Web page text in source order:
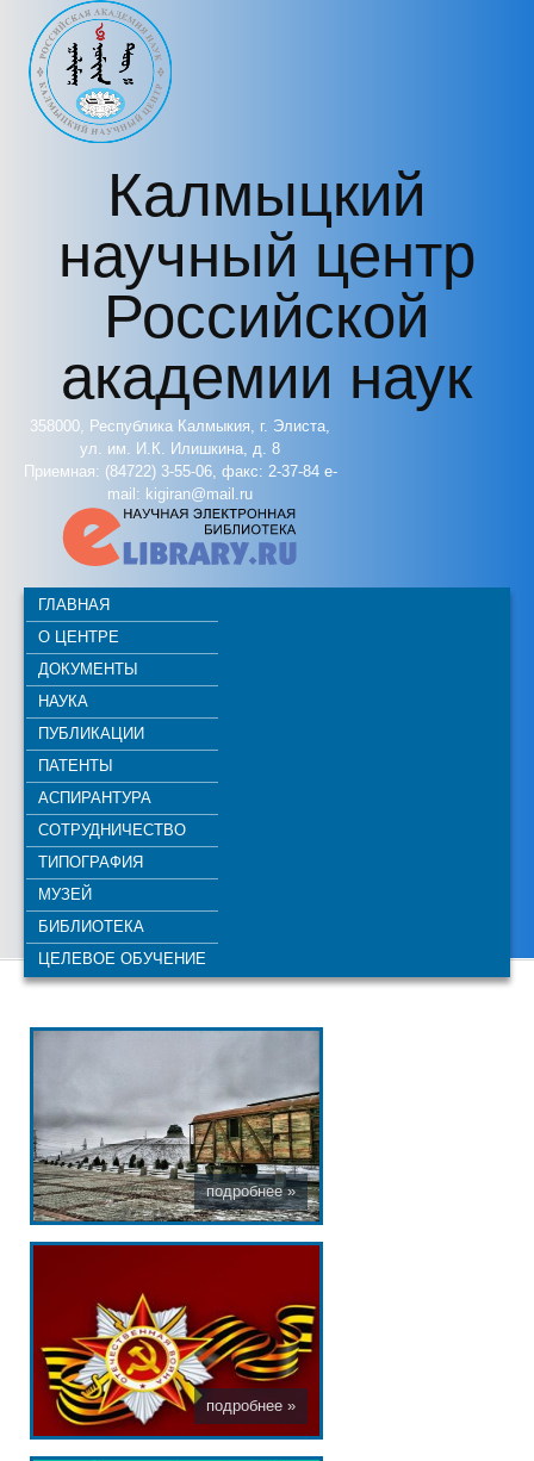
Перейти к основному содержанию
Калмыцкий
научный центр
Российской
академии наук
358000, Республика Калмыкия, г. Элиста,
ул. им. И.К. Илишкина, д. 8
Приемная: (84722) 3-55-06, факс: 2-37-84 e-
mail: kigiran@mail.ru
ГЛАВНАЯ
О ЦЕНТРЕ
ДОКУМЕНТЫ
НАУКА
ПУБЛИКАЦИИ
ПАТЕНТЫ
АСПИРАНТУРА
СОТРУДНИЧЕСТВО
ТИПОГРАФИЯ
МУЗЕЙ
БИБЛИОТЕКА
ЦЕЛЕВОЕ ОБУЧЕНИЕ